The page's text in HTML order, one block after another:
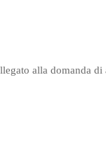
alla domanda